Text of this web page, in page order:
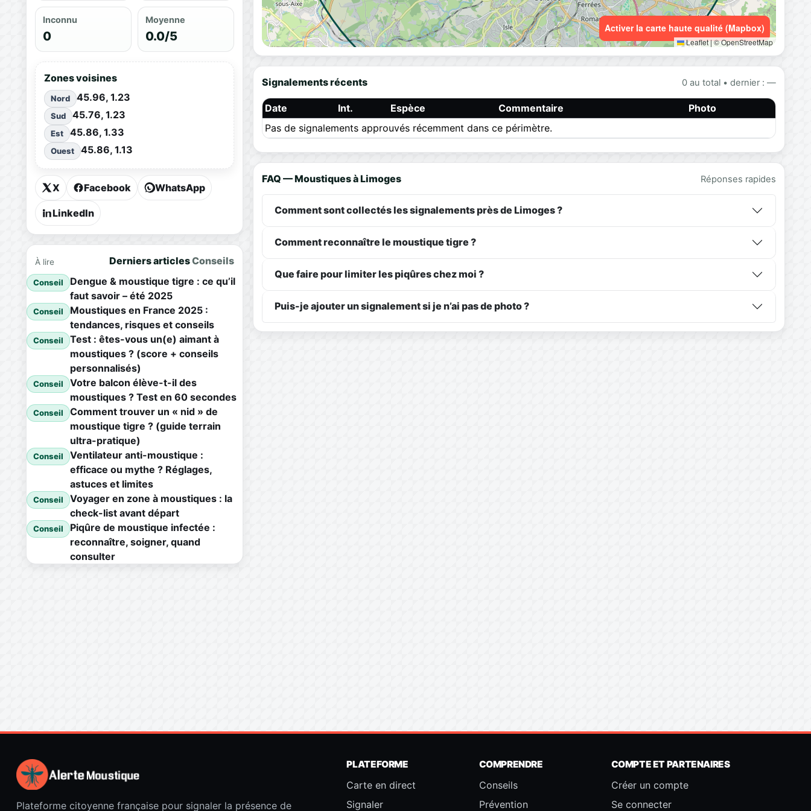
Inconnu
0
Moyenne
0.0/5
Zones voisines
Nord 45.96, 1.23
Sud 45.76, 1.23
Est 45.86, 1.33
Ouest 45.86, 1.13
X Facebook WhatsApp
LinkedIn
À lire Derniers articlesConseils
Conseil
Dengue & moustique tigre : ce qu’il
faut savoir – été 2025
Conseil
Moustiques en France 2025 :
tendances, risques et conseils
Conseil
Test : êtes-vous un(e) aimant à
moustiques ? (score + conseils
personnalisés)
Conseil
Votre balcon élève-t-il des
moustiques ? Test en 60 secondes
Conseil
Comment trouver un « nid » de
moustique tigre ? (guide terrain
ultra-pratique)
Conseil
Ventilateur anti-moustique :
efficace ou mythe ? Réglages,
astuces et limites
Conseil
Voyager en zone à moustiques : la
check-list avant départ
Conseil
Piqûre de moustique infectée :
reconnaître, soigner, quand
consulter
Leaflet|© OpenStreetMap
Activer la carte haute qualité (Mapbox)
Signalements récents 0 au total • dernier : —
Date Int. Espèce Commentaire
Photo
Pas de signalements approuvés récemment dans ce périmètre.
FAQ — Moustiques à Limoges Réponses rapides
Comment sont collectés les signalements près de Limoges ?
Comment reconnaître le moustique tigre ?
Que faire pour limiter les piqûres chez moi ?
Puis-je ajouter un signalement si je n’ai pas de photo ?
Plateforme citoyenne française pour signaler la présence de
PLATEFORME
Carte en direct
Signaler
COMPRENDRE
Conseils
Prévention
COMPTE ET PARTENAIRES
Créer un compte
Se connecter